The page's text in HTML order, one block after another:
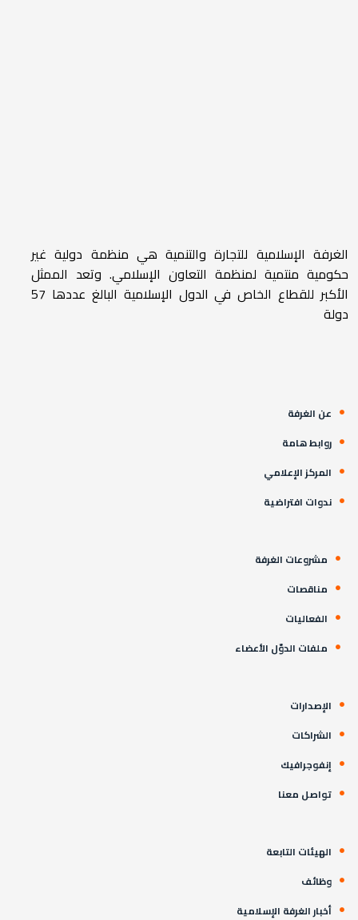
الغرفة الإسلامية للتجارة والتنمية هي منظمة دولية غير
حكومية منتمية لمنظمة التعاون الإسلامي. وتعد الممثل
الأكبر للقطاع الخاص في الدول الإسلامية البالغ عددها 57
دولة
عن الغرفة
روابط هامة
المركز الإعلامي
ندوات افتراضية
مشروعات الغرفة
مناقصات
الفعاليات
ملفات الدوّل الأعضاء
الإصدارات
الشراكات
إنفوجرافيك
تواصل معنا
الهيئات التابعة
وظائف
أخبار الغرفة الإسلامية